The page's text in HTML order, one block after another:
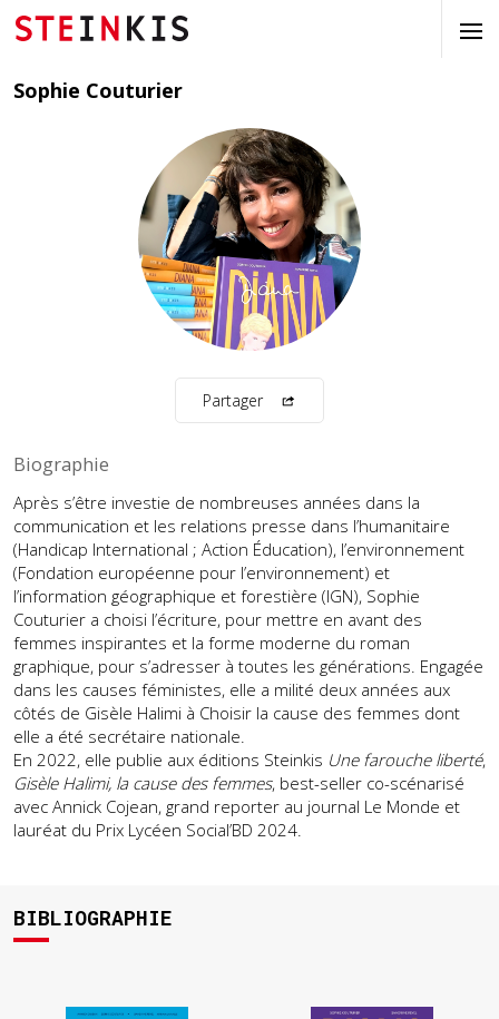
Sophie Couturier
Partager
Biographie
Après s’être investie de nombreuses années dans la
communication et les relations presse dans l’humanitaire
(Handicap International ; Action Éducation), l’environnement
(Fondation européenne pour l’environnement) et
l’information géographique et forestière (IGN), Sophie
Couturier a choisi l’écriture, pour mettre en avant des
femmes inspirantes et la forme moderne du roman
graphique, pour s’adresser à toutes les générations. Engagée
dans les causes féministes, elle a milité deux années aux
côtés de Gisèle Halimi à Choisir la cause des femmes dont
elle a été secrétaire nationale.
En 2022, elle publie aux éditions Steinkis Une farouche liberté,
Gisèle Halimi, la cause des femmes, best-seller co-scénarisé
avec Annick Cojean, grand reporter au journal Le Monde et
lauréat du Prix Lycéen Social’BD 2024.
BIBLIOGRAPHIE